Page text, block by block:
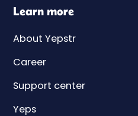
Learn more
About Yepstr
Career
Support center
Yeps